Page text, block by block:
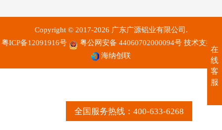
全国服务热线：400-633-6268
Copyright © 2017-2026 广东广源铝业有限公司.
粤ICP备12091916号
粤公网安备 44060702000094号 技术支持：
海纳创联
在
线
客
服